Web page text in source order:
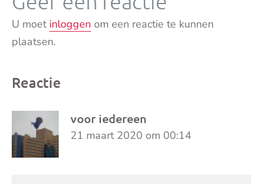
U moet inloggen om een reactie te kunnen
plaatsen.
Reactie
voor iedereen
21 maart 2020 om 00:14